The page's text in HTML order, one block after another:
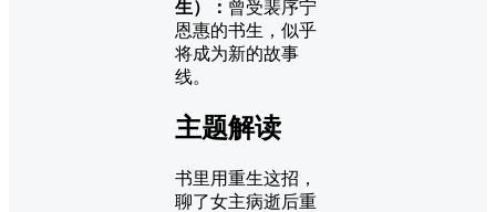
生）： 曾受裴序宁
恩惠的书生，似乎
将成为新的故事
线。
主题解读
书里用重生这招，
聊了女主病逝后重